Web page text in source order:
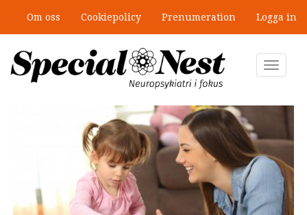
huvudinnehåll
Om oss Cookiepolicy Prenumeration Logga in
Toggle
Mobbning vid autism och adhd: 4